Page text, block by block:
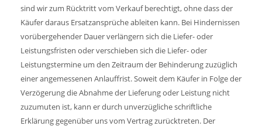
sind wir zum Rücktritt vom Verkauf berechtigt, ohne dass der
Käufer daraus Ersatzansprüche ableiten kann. Bei Hindernissen
vorübergehender Dauer verlängern sich die Liefer- oder
Leistungsfristen oder verschieben sich die Liefer- oder
Leistungstermine um den Zeitraum der Behinderung zuzüglich
einer angemessenen Anlauffrist. Soweit dem Käufer in Folge der
Verzögerung die Abnahme der Lieferung oder Leistung nicht
zuzumuten ist, kann er durch unverzügliche schriftliche
Erklärung gegenüber uns vom Vertrag zurücktreten. Der